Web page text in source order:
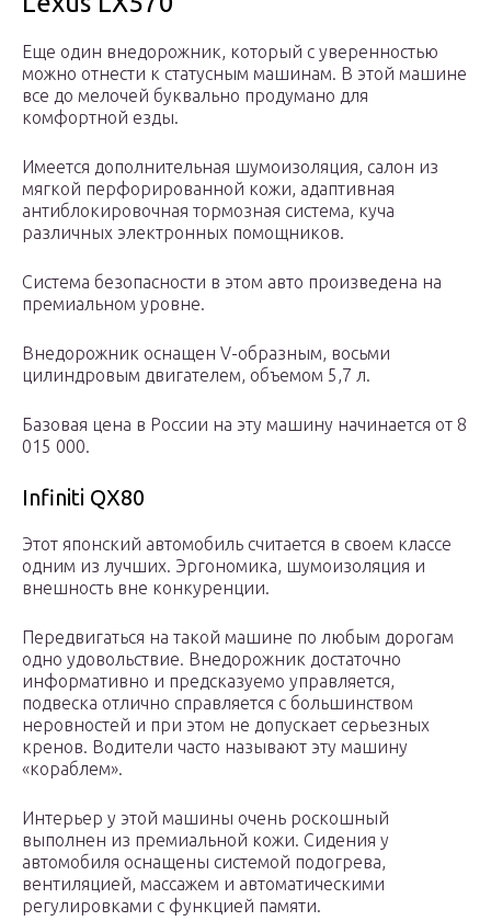
Еще один внедорожник, который с уверенностью
можно отнести к статусным машинам. В этой машине
все до мелочей буквально продумано для
комфортной езды.
Имеется дополнительная шумоизоляция, салон из
мягкой перфорированной кожи, адаптивная
антиблокировочная тормозная система, куча
различных электронных помощников.
Система безопасности в этом авто произведена на
премиальном уровне.
Внедорожник оснащен V-образным, восьми
цилиндровым двигателем, объемом 5,7 л.
Базовая цена в России на эту машину начинается от 8
015 000.
Infiniti QX80
Этот японский автомобиль считается в своем классе
одним из лучших. Эргономика, шумоизоляция и
внешность вне конкуренции.
Передвигаться на такой машине по любым дорогам
одно удовольствие. Внедорожник достаточно
информативно и предсказуемо управляется,
подвеска отлично справляется с большинством
неровностей и при этом не допускает серьезных
кренов. Водители часто называют эту машину
«кораблем».
Интерьер у этой машины очень роскошный
выполнен из премиальной кожи. Сидения у
автомобиля оснащены системой подогрева,
вентиляцией, массажем и автоматическими
регулировками с функцией памяти.